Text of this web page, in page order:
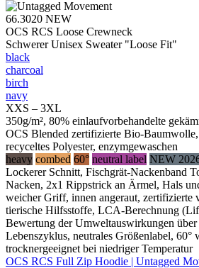
66.3020 NEW
OCS RCS Loose Crewneck
Schwerer Unisex Sweater "Loose Fit"
black
charcoal
birch
navy
XXS – 3XL
350g/m², 80% einlaufvorbehandelte
OCS Blended zertifizierte Bio-
recyceltes Polyester, enzymgewaschen
heavy combed 60° neutral label NEW
Lockerer Schnitt, Fischgrät-Nackenband
Nacken, 2x1 Rippstrick an Ärmel, Hals
weicher Griff, innen angeraut, zertifizierte
tierische Hilfsstoffe, LCA-Berechnung
Bewertung der Umweltauswirkungen über
Lebenszyklus, neutrales Größenlabel, 60°
trocknergeeignet bei niedriger Temperatur
OCS RCS Full Zip Hoodie | Untagged